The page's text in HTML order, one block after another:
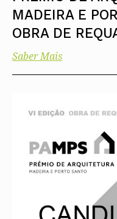
MADEIRA E
OBRA DE
Saber Mais